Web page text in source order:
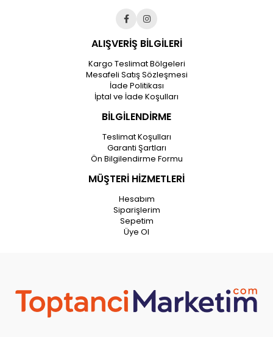
ALIŞVERİŞ BİLGİLERİ
Kargo Teslimat Bölgeleri
Mesafeli Satış Sözleşmesi
İade Politikası
İptal ve İade Koşulları
BİLGİLENDİRME
Teslimat Koşulları
Garanti Şartları
Ön Bilgilendirme Formu
MÜŞTERİ HİZMETLERİ
Hesabım
Siparişlerim
Sepetim
Üye Ol